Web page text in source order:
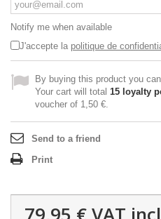
Notify me when available
J'accepte la politique de
By buying this product you
Your cart will total 15 loyalty
voucher of 1,50 €.
Send to a friend
Print